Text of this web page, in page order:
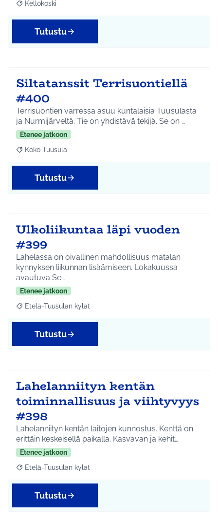
Rajaa tulokset aihepiirin mukaan: Kellokoski
Kellokoski
Tutustu
Siltatanssit Terrisuontiellä
#400
Terrisuontien varressa asuu kuntalaisia Tuusulasta
ja Nurmijärveltä. Tie on yhdistävä tekijä. Se on …
Etenee jatkoon
Rajaa tulokset aihepiirin mukaan: Koko Tuusula
Koko Tuusula
Tutustu
Ulkoliikuntaa läpi vuoden
#399
Lahelassa on oivallinen mahdollisuus matalan
kynnyksen liikunnan lisäämiseen. Lokakuussa
avautuva Se…
Etenee jatkoon
Rajaa tulokset aihepiirin mukaan: Etelä-Tuusulan kylät
Etelä-Tuusulan kylät
Tutustu
Lahelanniityn kentän
toiminnallisuus ja viihtyvyys
#398
Lahelanniityn kentän laitojen kunnostus. Kenttä on
erittäin keskeisellä paikalla. Kasvavan ja kehit…
Etenee jatkoon
Rajaa tulokset aihepiirin mukaan: Etelä-Tuusulan kylät
Etelä-Tuusulan kylät
Tutustu